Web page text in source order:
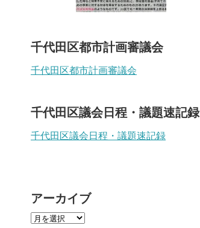
千代田区都市計画審議会
千代田区都市計画審議会
千代田区議会日程・議題速記録
千代田区議会日程・議題速記録
アーカイブ